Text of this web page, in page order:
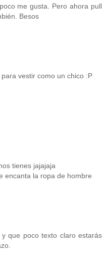
me gusta. Pero ahora pull
Besos
vestir como un chico :P
tienes jajajaja
encanta la ropa de hombre
que poco texto claro estarás